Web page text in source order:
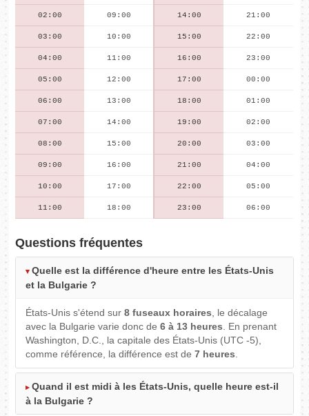
02:00 09:00 14:00 21:00
03:00 10:00 15:00 22:00
04:00 11:00 16:00 23:00
05:00 12:00 17:00 00:00
06:00 13:00 18:00 01:00
07:00 14:00 19:00 02:00
08:00 15:00 20:00 03:00
09:00 16:00 21:00 04:00
10:00 17:00 22:00 05:00
11:00 18:00 23:00 06:00
Questions fréquentes
Quelle est la différence d'heure entre les États-Unis
et la Bulgarie ?
États-Unis s'étend sur8 fuseaux horaires, le décalage
avec la Bulgarie varie donc de6 à 13 heures. En prenant
Washington, D.C., la capitale des États-Unis (UTC -5),
comme référence, la différence est de7 heures.
Quand il est midi à les États-Unis, quelle heure est-il
à la Bulgarie ?